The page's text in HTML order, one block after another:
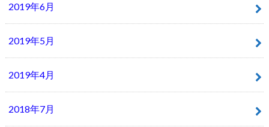
2019年6月
2019年5月
2019年4月
2018年7月